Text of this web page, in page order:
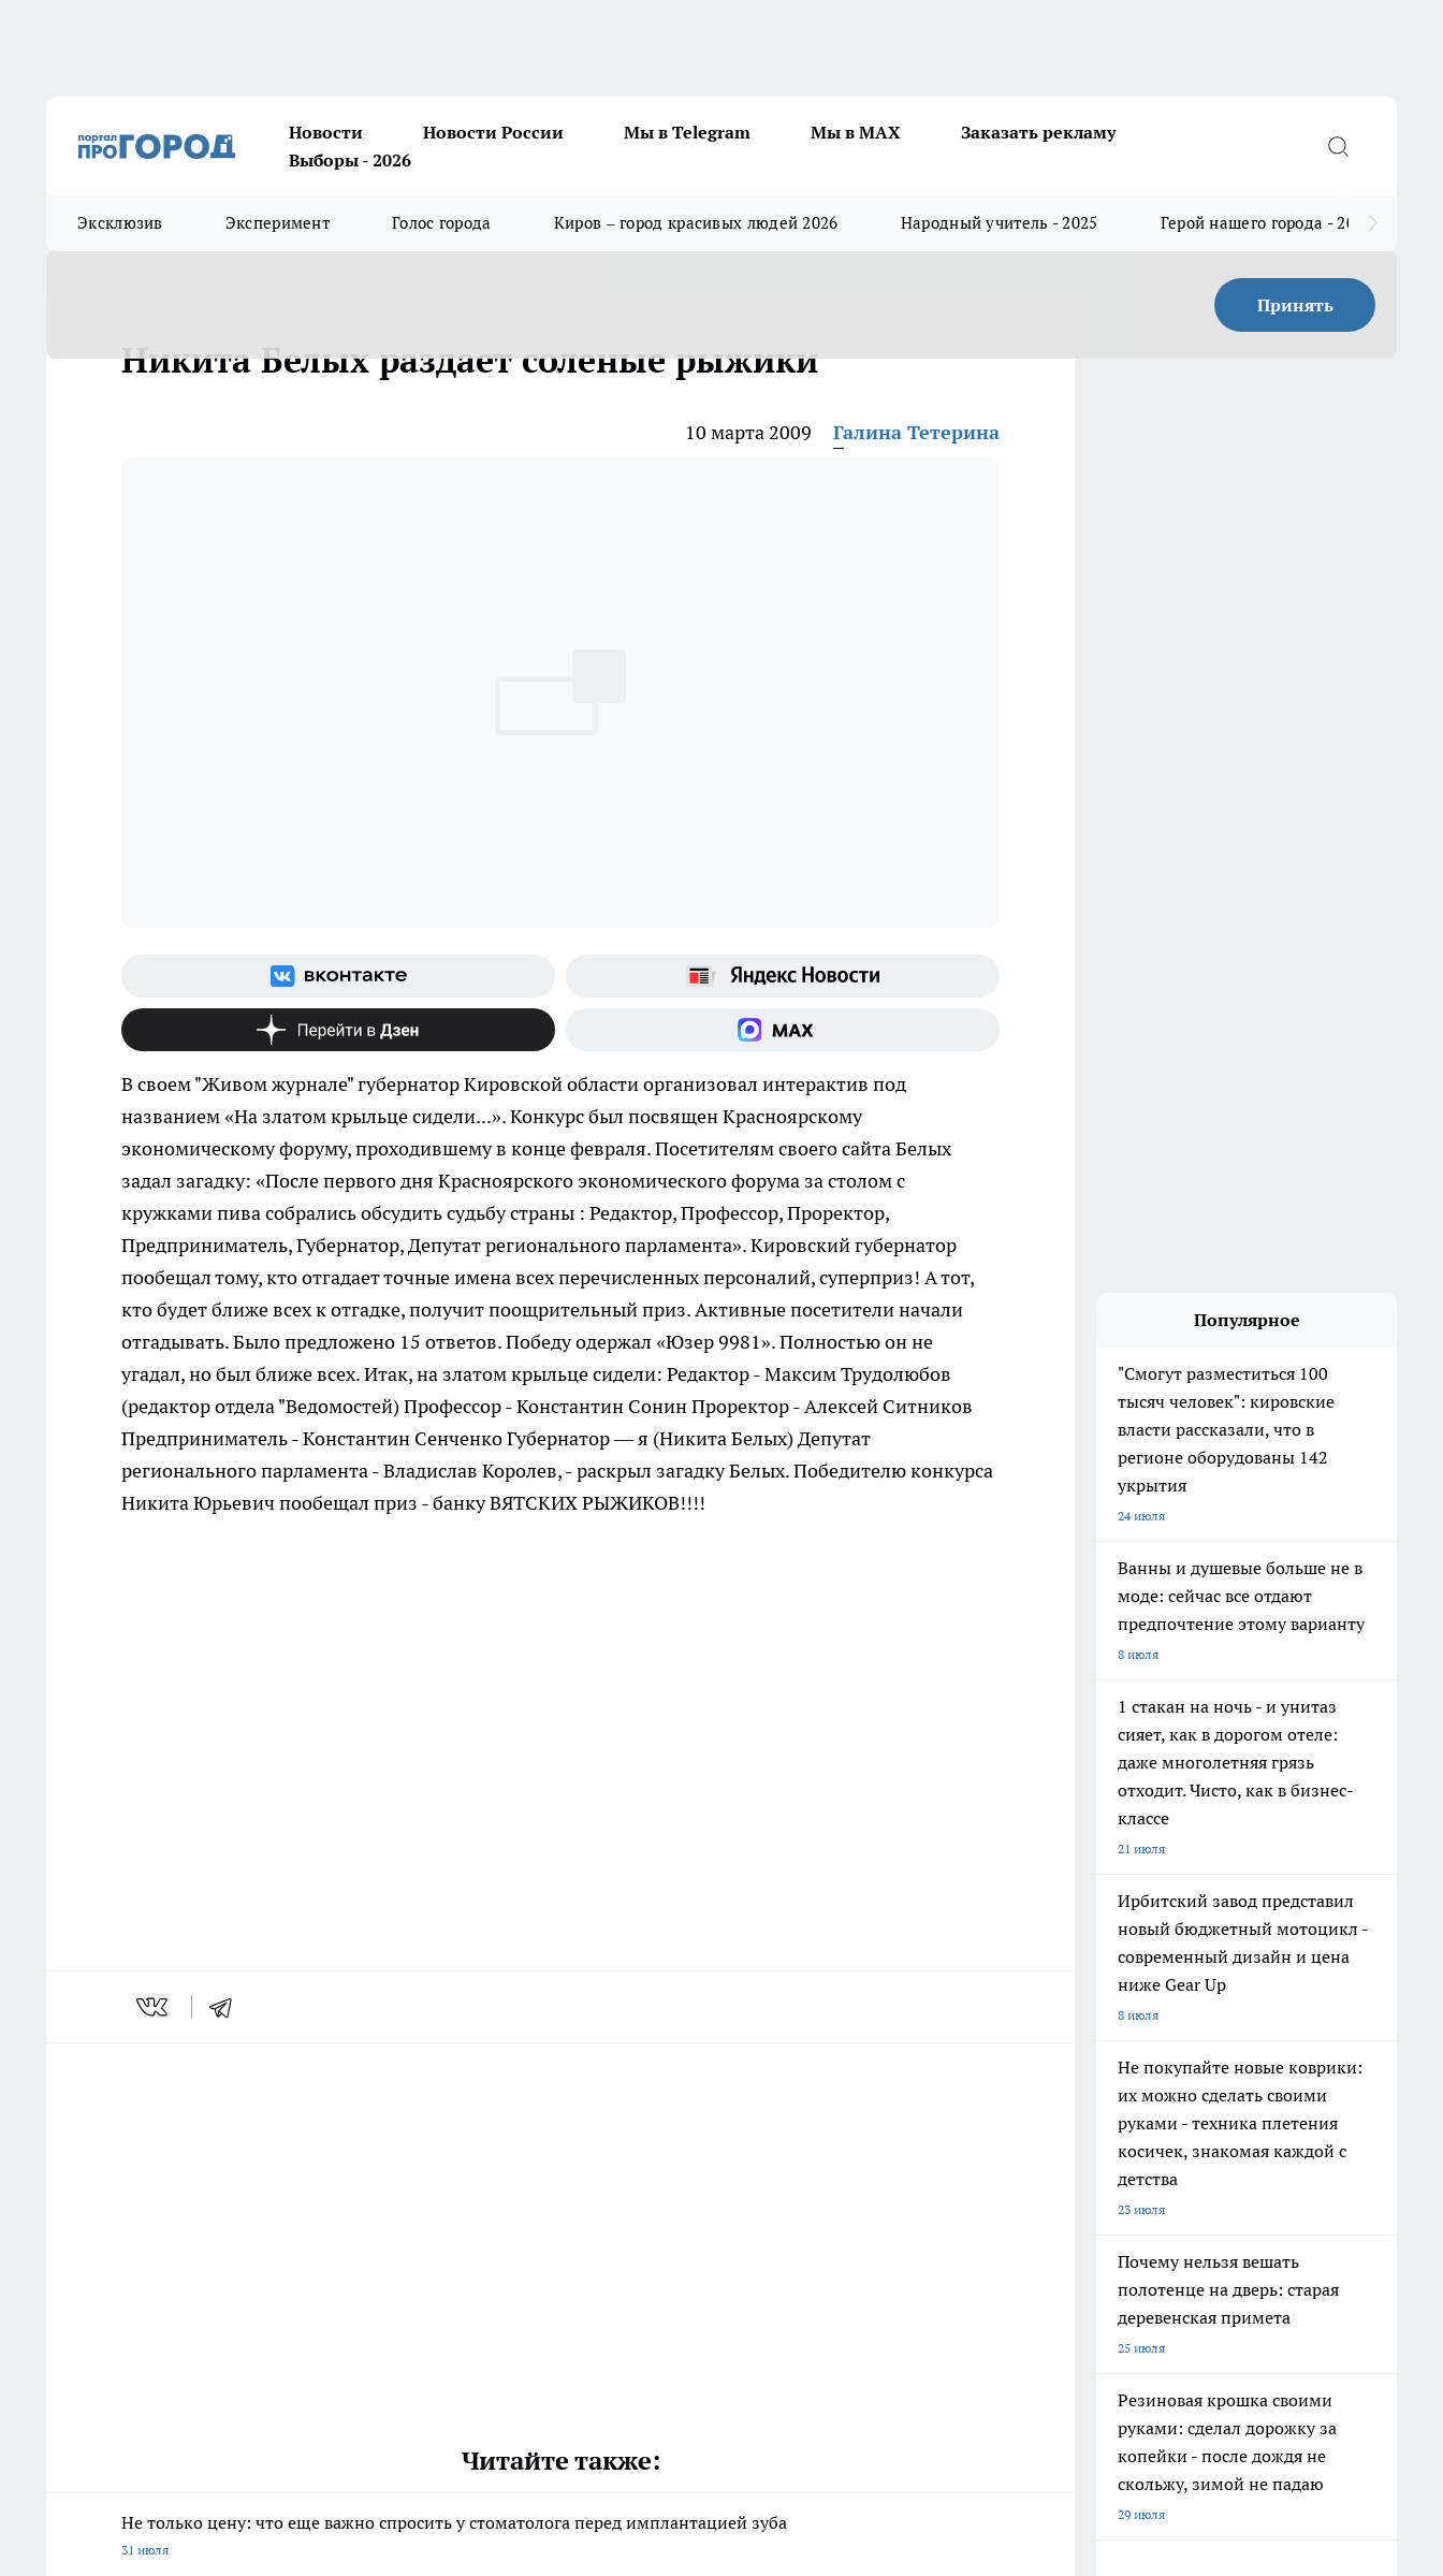
Новости Новости России Мы в Telegram Мы в MAX
Заказать рекламу
Выборы - 2026
Эксклюзив Эксперимент Голос города Киров – город красивых людей 2026 Народный учитель - 2025 Герой нашего города - 2025
Принять
Никита Белых раздает соленые рыжики
10 марта 2009 Галина Тетерина
В своем "Живом журнале" губернатор Кировской области организовал интерактив под
названием «На златом крыльце сидели...».Конкурс был посвящен Красноярскому
экономическому форуму, проходившему в конце февраля. Посетителям своего сайта Белых
задал загадку: «После первого дня Красноярского экономического форума за столом с
кружками пива собрались обсудить судьбу страны : Редактор, Профессор, Проректор,
Предприниматель, Губернатор, Депутат регионального парламента». Кировский губернатор
пообещал тому, кто отгадает точные имена всех перечисленных персоналий, суперприз! А тот,
кто будет ближе всех к отгадке, получит поощрительный приз. Активные посетители начали
отгадывать. Было предложено 15 ответов. Победу одержал «Юзер 9981». Полностью он не
угадал, но был ближе всех. Итак, на златом крыльце сидели: Редактор - Максим Трудолюбов
(редактор отдела "Ведомостей) Профессор - Константин Сонин Проректор - Алексей Ситников
Предприниматель - Константин Сенченко Губернатор — я (Никита Белых) Депутат
регионального парламента - Владислав Королев, - раскрыл загадку Белых. Победителю конкурса
Никита Юрьевич пообещал приз - банку ВЯТСКИХ РЫЖИКОВ!!!!
Читайте также:
Не только цену: что еще важно спросить у стоматолога перед имплантацией зуба
31 июля
Популярное
"Смогут разместиться 100
тысяч человек": кировские
власти рассказали, что в
регионе оборудованы 142
укрытия
24 июля
Ванны и душевые больше не в
моде: сейчас все отдают
предпочтение этому варианту
8 июля
1 стакан на ночь - и унитаз
сияет, как в дорогом отеле:
даже многолетняя грязь
отходит. Чисто, как в бизнес-
классе
21 июля
Ирбитский завод представил
новый бюджетный мотоцикл -
современный дизайн и цена
ниже Gear Up
8 июля
Не покупайте новые коврики:
их можно сделать своими
руками - техника плетения
косичек, знакомая каждой с
детства
23 июля
Почему нельзя вешать
полотенце на дверь: старая
деревенская примета
25 июля
Резиновая крошка своими
руками: сделал дорожку за
копейки - после дождя не
скольжу, зимой не падаю
29 июля